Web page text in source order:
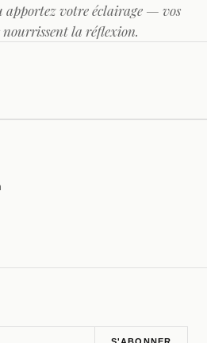
apportez votre éclairage — vos
la réflexion.